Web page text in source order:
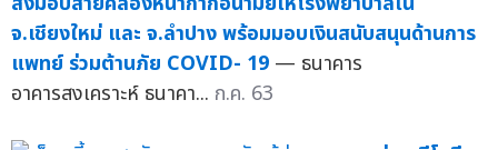
จ.เชียงใหม่ และ จ.ลำปาง พร้อมมอบเงินสนับสนุนด้านการ
แพทย์ ร่วมต้านภัย COVID- 19 — ธนาคาร
อาคารสงเคราะห์ ธนาคา... ก.ค. 63